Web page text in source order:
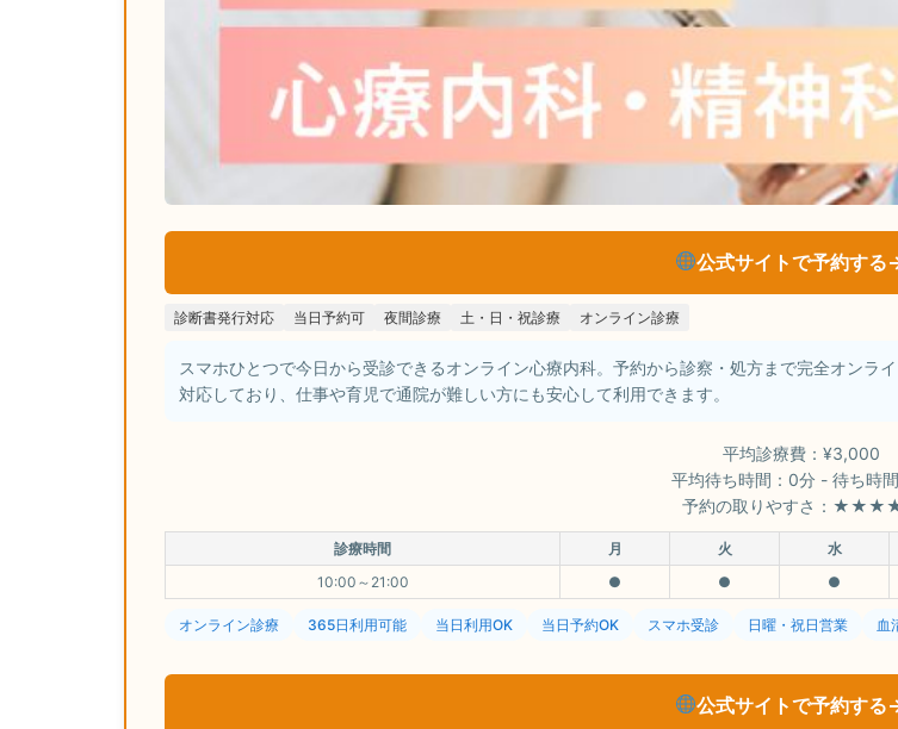
公式サイトで予約する
診断書発行対応 当日予約可 夜間診療 土・日・祝診療 オンライン診療
スマホひとつで今日から受診できるオンライン心療内科。予約から診察・処方まで完全オンラ
対応しており、仕事や育児で通院が難しい方にも安心して利用できます。
平均診療費：¥3,000
平均待ち時間：0分 - 待ち時
予約の取りやすさ：
診療時間 月 火 水
10:00～21:00
● ● ●
オンライン診療 365日利用可能 当日利用OK 当日予約OK スマホ受診 日曜・祝日営業 血
公式サイトで予約する